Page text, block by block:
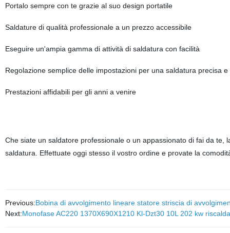
Portalo sempre con te grazie al suo design portatile
Saldature di qualità professionale a un prezzo accessibile
Eseguire un'ampia gamma di attività di saldatura con facilità
Regolazione semplice delle impostazioni per una saldatura precisa e
Prestazioni affidabili per gli anni a venire
Che siate un saldatore professionale o un appassionato di fai da
saldatura. Effettuate oggi stesso il vostro ordine e provate la
Previous:Bobina di avvolgimento lineare statore striscia di
Next:Monofase AC220 1370X690X1210 Kl-Dzt30 10L 202 kw